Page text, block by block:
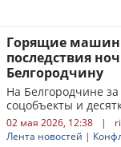
Горящие
последствия
Белгородчину
На Белгородчине
соцобъекты и
02 мая 2026, 12:38 |
Лента новостей |